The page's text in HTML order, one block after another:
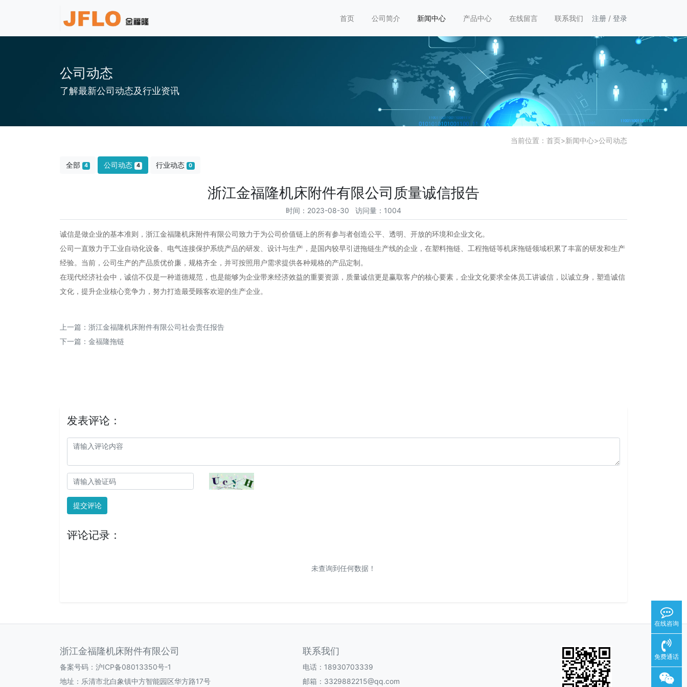
首页 公司简介 新闻中心 产品中心 在线留言 联系我们 注册 / 登录
公司动态
了解最新公司动态及行业资讯
当前位置： 首页>新闻中心>公司动态
全部 4 公司动态 4 行业动态 0
浙江金福隆机床附件有限公司质量诚信报告
时间：2023-08-30 访问量：1004
诚信是做企业的基本准则，浙江金福隆机床附件有限公司致力于为公司价值链上的所有参与者创造公平、透明、开放的环境和企业文化。
公司一直致力于工业自动化设备、电气连接保护系统产品的研发、设计与生产，是国内较早引进拖链生产线的企业，在塑料拖链、工程拖链等机床拖链领域积累了丰富的研发和生产
经验。当前，公司生产的产品质优价廉，规格齐全，并可按照用户需求提供各种规格的产品定制。
在现代经济社会中，诚信不仅是一种道德规范，也是能够为企业带来经济效益的重要资源，质量诚信更是赢取客户的核心要素，企业文化要求全体员工讲诚信，以诚立身，塑造诚信
文化，提升企业核心竞争力，努力打造最受顾客欢迎的生产企业。
上一篇： 浙江金福隆机床附件有限公司社会责任报告
下一篇： 金福隆拖链
发表评论：
提交评论
评论记录：
未查询到任何数据！
浙江金福隆机床附件有限公司
备案号码： 沪ICP备08013350号-1
地址：乐清市北白象镇中方智能园区华方路17号
联系我们
电话：18930703339
邮箱：3329882215@qq.com
在线咨询
免费通话